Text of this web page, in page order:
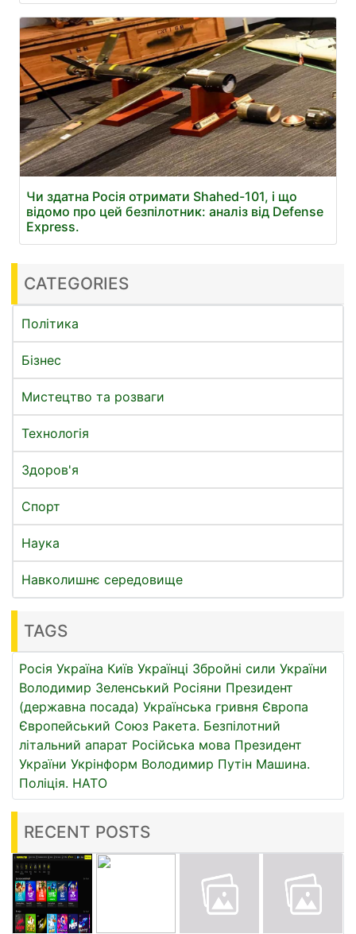
Чи здатна Росія отримати Shahed-101, і що
відомо про цей безпілотник: аналіз від Defense
Express.
CATEGORIES
Політика
Бізнес
Мистецтво та розваги
Технологія
Здоров'я
Спорт
Наука
Навколишнє середовище
TAGS
Росія Україна Київ Українці Збройні сили України
Володимир Зеленський Росіяни Президент
(державна посада) Українська гривня Європа
Європейський Союз Ракета. Безпілотний
літальний апарат Російська мова Президент
України Укрінформ Володимир Путін Машина.
Поліція. НАТО
RECENT POSTS